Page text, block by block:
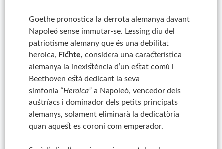
Goethe pronostica la derrota alemanya davant
Napoleó sense immutar-se. Lessing diu del
patriotisme alemany que és una debilitat
heroica, Fichte, considera una característica
alemanya la inexistència d’un estat comú i
Beethoven està dedicant la seva
simfonia “Heroica”a Napoleó, vencedor dels
austríacs i dominador dels petits principats
alemanys, solament eliminarà la dedicatòria
quan aquest es coroni com emperador.